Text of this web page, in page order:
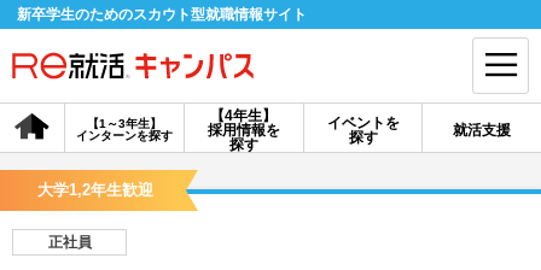
新卒学生のためのスカウト型就職情報サイト
【4年生】
採用情報を
探す
【1～3年生】
インターンを探す
イベントを
探す
就活支援
会員登録 ログイン
探す
大学1,2年生歓迎
正社員